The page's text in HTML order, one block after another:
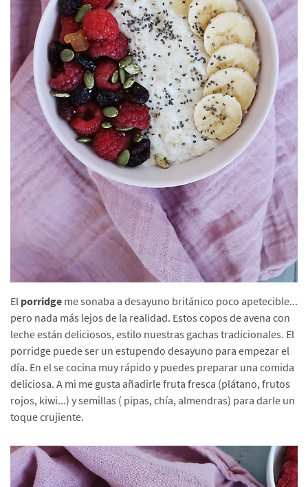
El porridge me sonaba a desayuno británico poco apetecible...
pero nada más lejos de la realidad. Estos copos de avena con
leche están deliciosos, estilo nuestras gachas tradicionales. El
porridge puede ser un estupendo desayuno para empezar el
día. En el se cocina muy rápido y puedes preparar una comida
deliciosa. A mi me gusta añadirle fruta fresca (plátano, frutos
rojos, kiwi...) y semillas ( pipas, chía, almendras) para darle un
toque crujiente.